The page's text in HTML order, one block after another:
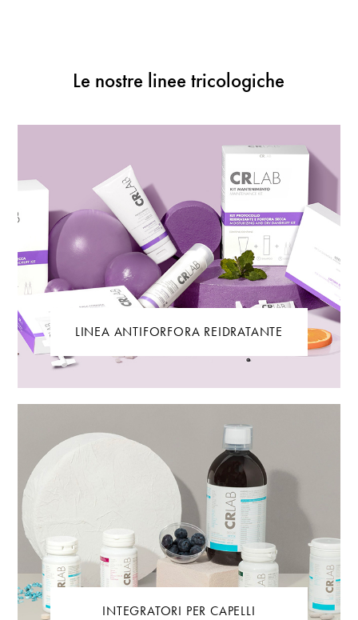
Le nostre linee tricologiche
LINEA ANTIFORFORA REIDRATANTE
INTEGRATORI PER CAPELLI